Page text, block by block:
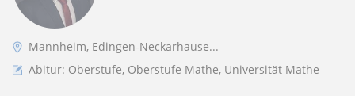
Mannheim, Edingen-Neckarhause...
Abitur: Oberstufe, Oberstufe Mathe, Universität Mathe